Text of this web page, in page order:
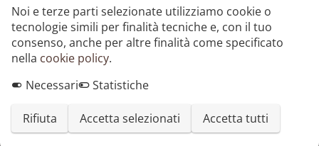
Condividi questo libro
Recensioni e articoli
Noi e terze parti selezionate utilizziamo cookie o
tecnologie simili per finalità tecniche e, con il tuo
consenso, anche per altre finalità come specificato
nella cookie policy.
Necessari
Statistiche
Rifiuta Accetta selezionati Accetta tutti